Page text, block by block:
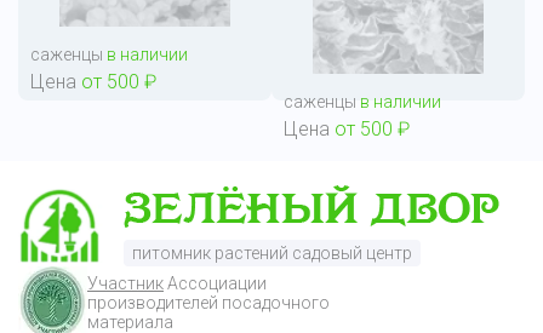
саженцы в наличии
Цена от 500 ₽
саженцы в наличии
Цена от 500 ₽
питомник растений садовый центр
УчастникАссоциации
производителей посадочного
материала